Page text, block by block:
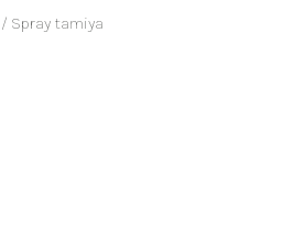
/ Spray tamiya